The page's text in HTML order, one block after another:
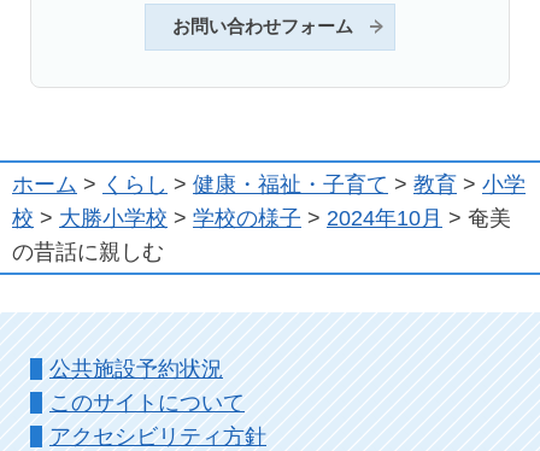
お問い合わせフォーム
ホーム > くらし > 健康・福祉・子育て > 教育 > 小学
校 > 大勝小学校 > 学校の様子 > 2024年10月 > 奄美
の昔話に親しむ
公共施設予約状況
このサイトについて
アクセシビリティ方針